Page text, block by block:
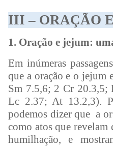
III – ORAÇÃO
1. Oração e jejum:
Em inúmeras
que a oração e o jejum
Sm 7.5,6; 2 Cr 20.3,5;
Lc 2.37; At 13.2,3).
podemos dizer que a
como atos que revelam
humilhação, e